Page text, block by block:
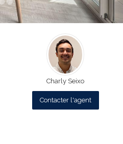
Charly Seixo
Contacter l'agent